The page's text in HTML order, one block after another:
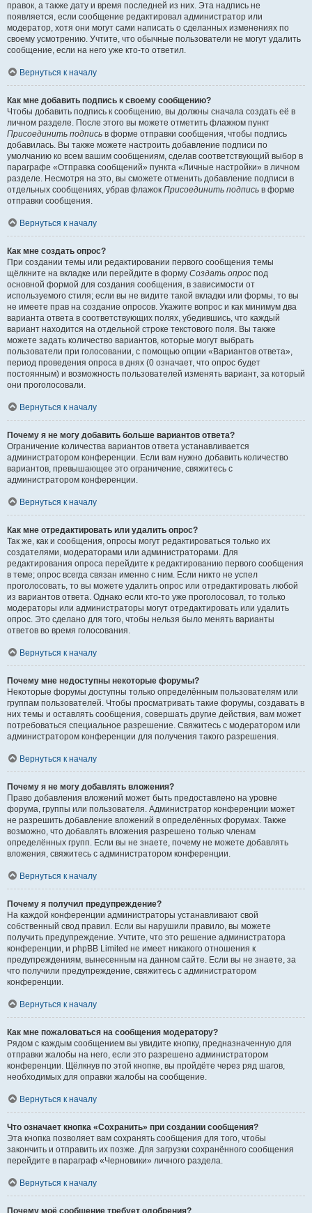
правок, а также дату и время последней из них. Эта надпись не
появляется, если сообщение редактировал администратор или
модератор, хотя они могут сами написать о сделанных изменениях по
своему усмотрению. Учтите, что обычные пользователи не могут удалить
сообщение, если на него уже кто-то ответил.
Вернуться к началу
Как мне добавить подпись к своему сообщению?
Чтобы добавить подпись к сообщению, вы должны сначала создать её в
личном разделе. После этого вы можете отметить флажком пункт
Присоединить подпись в форме отправки сообщения, чтобы подпись
добавилась. Вы также можете настроить добавление подписи по
умолчанию ко всем вашим сообщениям, сделав соответствующий выбор в
параграфе «Отправка сообщений» пункта «Личные настройки» в личном
разделе. Несмотря на это, вы сможете отменить добавление подписи в
отдельных сообщениях, убрав флажок Присоединить подпись в форме
отправки сообщения.
Вернуться к началу
Как мне создать опрос?
При создании темы или редактировании первого сообщения темы
щёлкните на вкладке или перейдите в форму Создать опрос под
основной формой для создания сообщения, в зависимости от
используемого стиля; если вы не видите такой вкладки или формы, то вы
не имеете прав на создание опросов. Укажите вопрос и как минимум два
варианта ответа в соответствующих полях, убедившись, что каждый
вариант находится на отдельной строке текстового поля. Вы также
можете задать количество вариантов, которые могут выбрать
пользователи при голосовании, с помощью опции «Вариантов ответа»,
период проведения опроса в днях (0 означает, что опрос будет
постоянным) и возможность пользователей изменять вариант, за который
они проголосовали.
Вернуться к началу
Почему я не могу добавить больше вариантов ответа?
Ограничение количества вариантов ответа устанавливается
администратором конференции. Если вам нужно добавить количество
вариантов, превышающее это ограничение, свяжитесь с
администратором конференции.
Вернуться к началу
Как мне отредактировать или удалить опрос?
Так же, как и сообщения, опросы могут редактироваться только их
создателями, модераторами или администраторами. Для
редактирования опроса перейдите к редактированию первого сообщения
в теме; опрос всегда связан именно с ним. Если никто не успел
проголосовать, то вы можете удалить опрос или отредактировать любой
из вариантов ответа. Однако если кто-то уже проголосовал, то только
модераторы или администраторы могут отредактировать или удалить
опрос. Это сделано для того, чтобы нельзя было менять варианты
ответов во время голосования.
Вернуться к началу
Почему мне недоступны некоторые форумы?
Некоторые форумы доступны только определённым пользователям или
группам пользователей. Чтобы просматривать такие форумы, создавать в
них темы и оставлять сообщения, совершать другие действия, вам может
потребоваться специальное разрешение. Свяжитесь с модератором или
администратором конференции для получения такого разрешения.
Вернуться к началу
Почему я не могу добавлять вложения?
Право добавления вложений может быть предоставлено на уровне
форума, группы или пользователя. Администратор конференции может
не разрешить добавление вложений в определённых форумах. Также
возможно, что добавлять вложения разрешено только членам
определённых групп. Если вы не знаете, почему не можете добавлять
вложения, свяжитесь с администратором конференции.
Вернуться к началу
Почему я получил предупреждение?
На каждой конференции администраторы устанавливают свой
собственный свод правил. Если вы нарушили правило, вы можете
получить предупреждение. Учтите, что это решение администратора
конференции, и phpBB Limited не имеет никакого отношения к
предупреждениям, вынесенным на данном сайте. Если вы не знаете, за
что получили предупреждение, свяжитесь с администратором
конференции.
Вернуться к началу
Как мне пожаловаться на сообщения модератору?
Рядом с каждым сообщением вы увидите кнопку, предназначенную для
отправки жалобы на него, если это разрешено администратором
конференции. Щёлкнув по этой кнопке, вы пройдёте через ряд шагов,
необходимых для оправки жалобы на сообщение.
Вернуться к началу
Что означает кнопка «Сохранить» при создании сообщения?
Эта кнопка позволяет вам сохранять сообщения для того, чтобы
закончить и отправить их позже. Для загрузки сохранённого сообщения
перейдите в параграф «Черновики» личного раздела.
Вернуться к началу
Почему моё сообщение требует одобрения?